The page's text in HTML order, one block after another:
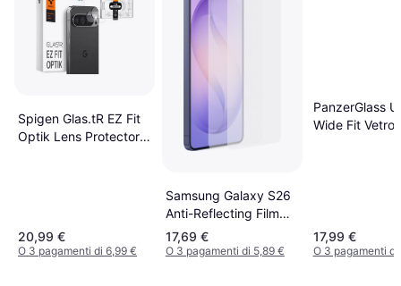
Spigen Glas.tR EZ Fit
Optik Lens Protector
20,99 €
O 3 pagamenti di 6,99 €
Samsung Galaxy S26
Anti-Reflecting Film
2pcs
17,69 €
O 3 pagamenti di 5,89 €
PanzerGlass
Wide Fit Vetro
17,99 €
O 3 pagamenti di